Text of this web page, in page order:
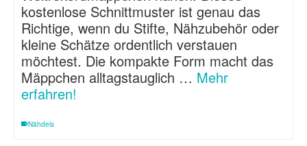
kostenlose Schnittmuster ist genau das
Richtige, wenn du Stifte, Nähzubehör oder
kleine Schätze ordentlich verstauen
möchtest. Die kompakte Form macht das
Mäppchen alltagstauglich … Mehr
erfahren!
Nähdels